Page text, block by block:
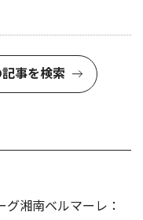
事を検索
湘南ベルマーレ：